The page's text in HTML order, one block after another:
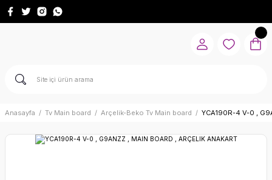
Anasayfa Tv Main board Arçelik-Beko Tv Main board YCA190R-4 V-0 ,